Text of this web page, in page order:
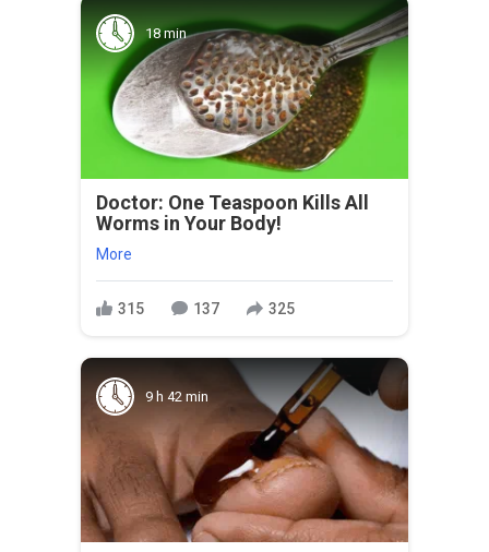
18 min
Doctor: One Teaspoon Kills All
Worms in Your Body!
More
315 137 325
9 h 42 min